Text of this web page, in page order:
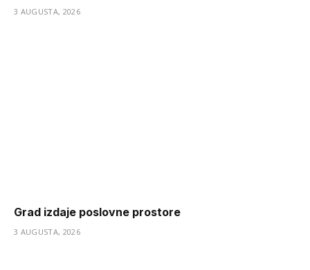
3 AUGUSTA, 2026
Grad izdaje poslovne prostore
3 AUGUSTA, 2026